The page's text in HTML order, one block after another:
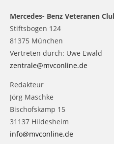
Mercedes- Benz Veteranen
Stiftsbogen 124
81375 München
Vertreten durch: Uwe Ewald
zentrale@mvconline.de
Redakteur
Jörg Maschke
Bischofskamp 15
31137 Hildesheim
info@mvconline.de